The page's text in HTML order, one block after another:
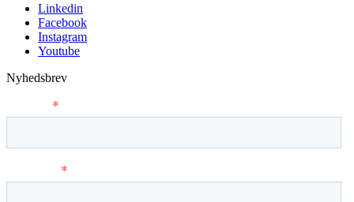
Linkedin
Facebook
Instagram
Youtube
Nyhedsbrev